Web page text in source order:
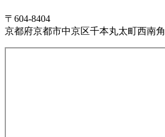
〒604-8404
京都府京都市中京区千本丸太町西南角